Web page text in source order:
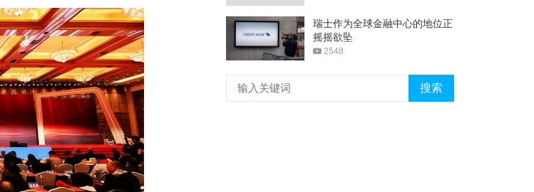
瑞士作为全球金融中心的地位正
摇摇欲坠
2548
搜索